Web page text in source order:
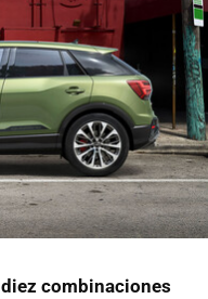
diez combinaciones